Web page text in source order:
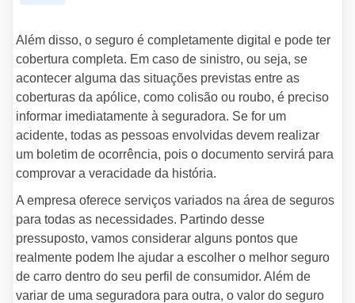
Além disso, o seguro é completamente digital e pode ter
cobertura completa. Em caso de sinistro, ou seja, se
acontecer alguma das situações previstas entre as
coberturas da apólice, como colisão ou roubo, é preciso
informar imediatamente à seguradora. Se for um
acidente, todas as pessoas envolvidas devem realizar
um boletim de ocorrência, pois o documento servirá para
comprovar a veracidade da história.
A empresa oferece serviços variados na área de seguros
para todas as necessidades. Partindo desse
pressuposto, vamos considerar alguns pontos que
realmente podem lhe ajudar a escolher o melhor seguro
de carro dentro do seu perfil de consumidor. Além de
variar de uma seguradora para outra, o valor do seguro